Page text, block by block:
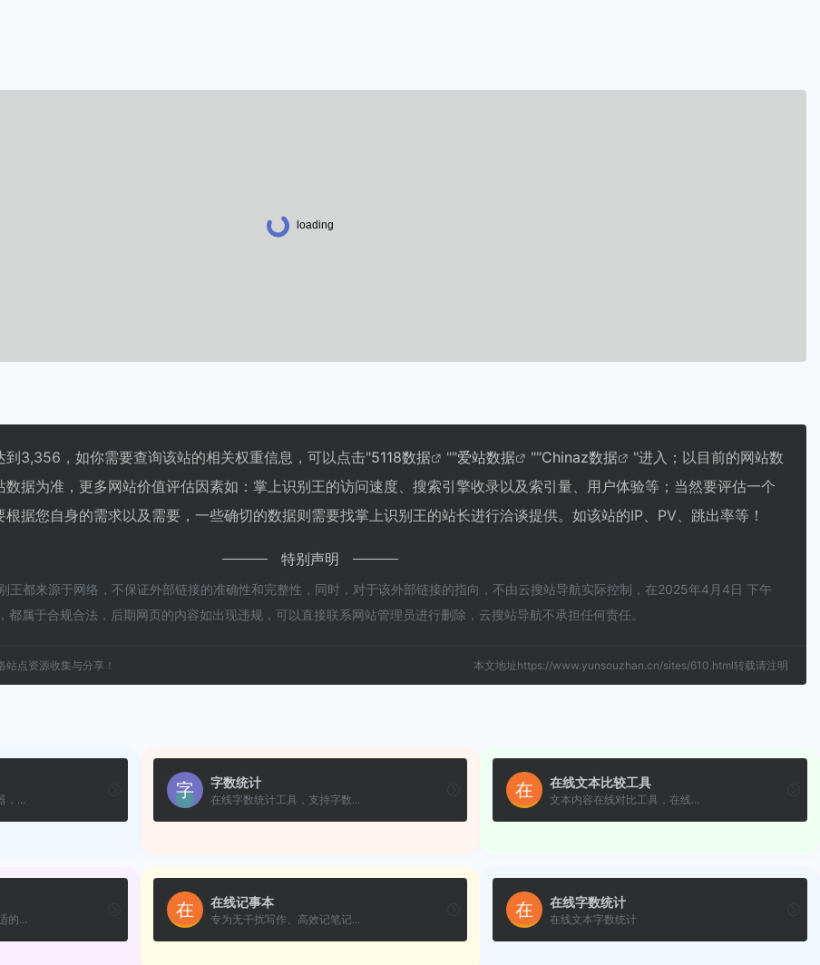
到3,356，如你需要查询该站的相关权重信息，可以点击"5118数据 ""爱站数据 ""Chinaz数据
"进入；以目前的网站数
据为准，更多网站价值评估因素如：掌上识别王的访问速度、搜索引擎收录以及索引量、用户体验等；当然要评估一个
据您自身的需求以及需要，一些确切的数据则需要找掌上识别王的站长进行洽谈提供。如该站的IP、PV、跳出率等！
特别声明
王都来源于网络，不保证外部链接的准确性和完整性，同时，对于该外部链接的指向，不由云搜站导航实际控制，在2025年4月4日 下午
都属于合规合法，后期网页的内容如出现违规，可以直接联系网站管理员进行删除，云搜站导航不承担任何责任。
点资源收集与分享！ 本文地址https://www.yunsouzhan.cn/sites/610.html转载请注明
，...
字数统计
在线字数统计工具，支持字数...
在线文本比较工具
文本内容在线对比工具，在线...
的...
在线记事本
专为无干扰写作、高效记笔记...
在线字数统计
在线文本字数统计